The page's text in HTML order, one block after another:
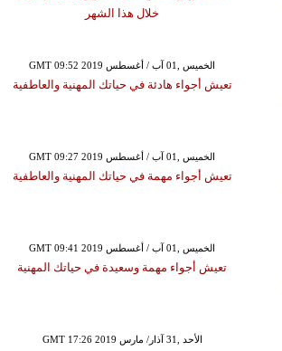
خلال هذا الشهر
GMT 09:52 2019 الخميس ,01 آب / أغسطس
تعيش أجواء هادئة في حياتك المهنية والعاطفية
GMT 09:27 2019 الخميس ,01 آب / أغسطس
تعيش أجواء مهمة في حياتك المهنية والعاطفية
GMT 09:41 2019 الخميس ,01 آب / أغسطس
تعيش أجواء مهمة وسعيدة في حياتك المهنية
GMT 17:26 2019 الأحد ,31 آذار/ مارس